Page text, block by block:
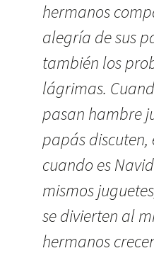
hermanos
alegría de sus
también los
lágrimas.
pasan hambre
papás discuten,
cuando es
mismos
se divierten al
hermanos